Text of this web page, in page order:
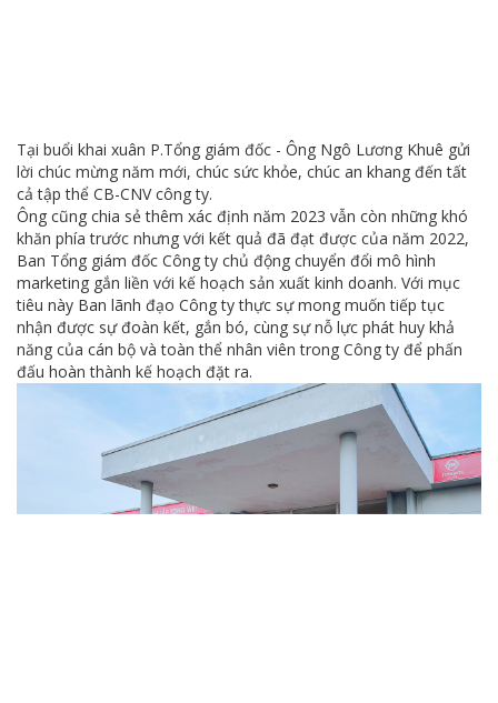
Tại buổi khai xuân P.Tổng giám đốc - Ông Ngô Lương Khuê gửi
lời chúc mừng năm mới, chúc sức khỏe, chúc an khang đến tất
cả tập thể CB-CNV công ty.
Ông cũng chia sẻ thêm xác định năm 2023 vẫn còn những khó
khăn phía trước nhưng với kết quả đã đạt được của năm 2022,
Ban Tổng giám đốc Công ty chủ động chuyển đổi mô hình
marketing gắn liền với kế hoạch sản xuất kinh doanh. Với mục
tiêu này Ban lãnh đạo Công ty thực sự mong muốn tiếp tục
nhận được sự đoàn kết, gắn bó, cùng sự nỗ lực phát huy khả
năng của cán bộ và toàn thể nhân viên trong Công ty để phấn
đấu hoàn thành kế hoạch đặt ra.